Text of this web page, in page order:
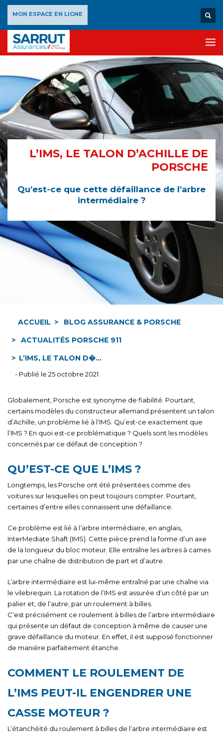
MON ESPACE EN LIGNE
L’IMS, LE TALON D’ACHILLE DE
PORSCHE
Qu’est-ce que cette défaillance de l’arbre
intermédiaire ?
ACCUEIL
BLOG ASSURANCE & PORSCHE
ACTUALITÉS PORSCHE 911
L’IMS, LE TALON D�...
- Publié le 25 octobre 2021
Globalement, Porsche est synonyme de fiabilité. Pourtant,
certains modèles du constructeur allemand présentent un talon
d’Achille, un problème lié à l’IMS. Qu’est-ce exactement que
l’IMS ? En quoi est-ce problématique ? Quels sont les modèles
concernés par ce défaut de conception ?
QU’EST-CE QUE L’IMS ?
Longtemps, les Porsche ont été présentées comme des
voitures sur lesquelles on peut toujours compter. Pourtant,
certaines d’entre elles connaissent une défaillance.
Ce problème est lié à l’arbre intermédiaire, en anglais,
InterMediate Shaft (IMS). Cette pièce prend la forme d’un axe
de la longueur du bloc moteur. Elle entraîne les arbres à cames
par une chaîne de distribution de part et d’autre.
L’arbre intermédiaire est lui-même entraîné par une chaîne via
le vilebrequin. La rotation de l’IMS est assurée d’un côté par un
palier et, de l’autre, par un roulement à billes.
C’est précisément ce roulement à billes de l’arbre intermédiaire
qui présente un défaut de conception à même de causer une
grave défaillance du moteur. En effet, il est supposé fonctionner
de manière parfaitement étanche.
COMMENT LE ROULEMENT DE
L’IMS PEUT-IL ENGENDRER UNE
CASSE MOTEUR ?
L’étanchéité du roulement à billes de l’arbre intermédiaire est